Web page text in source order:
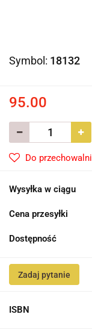
Symbol: 18132
95.00
Do przechowalni
Wysyłka w ciągu
Cena przesyłki
Dostępność
Zadaj pytanie
ISBN